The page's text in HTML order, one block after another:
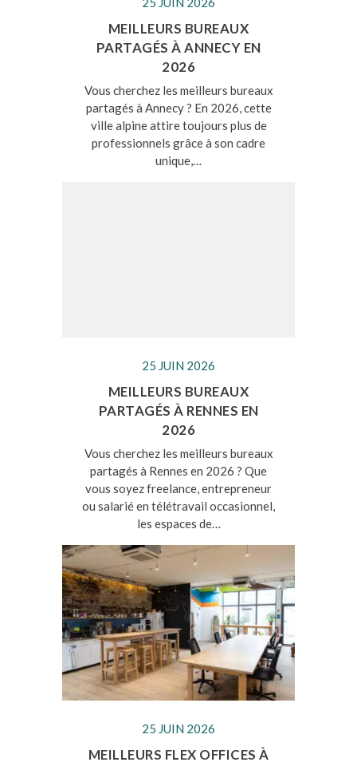
MEILLEURS BUREAUX
PARTAGÉS À ANNECY EN
2026
Vous cherchez les meilleurs bureaux
partagés à Annecy ? En 2026, cette
ville alpine attire toujours plus de
professionnels grâce à son cadre
unique,…
25 JUIN 2026
MEILLEURS BUREAUX
PARTAGÉS À RENNES EN
2026
Vous cherchez les meilleurs bureaux
partagés à Rennes en 2026 ? Que
vous soyez freelance, entrepreneur
ou salarié en télétravail occasionnel,
les espaces de…
25 JUIN 2026
MEILLEURS FLEX OFFICES À